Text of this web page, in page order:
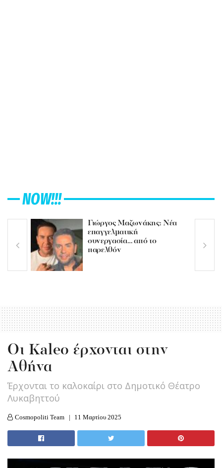
NOW!!!
Γιώργος Μαζωνάκης: Νέα
επαγγελματική
συνεργασία… από το
παρελθόν
Οι Kaleo έρχονται στην
Αθήνα
Έρχονται το καλοκαίρι στο Δημοτικό Θέατρο
Λυκαβηττού
Cosmopoliti Team 11 Μαρτίου 2025